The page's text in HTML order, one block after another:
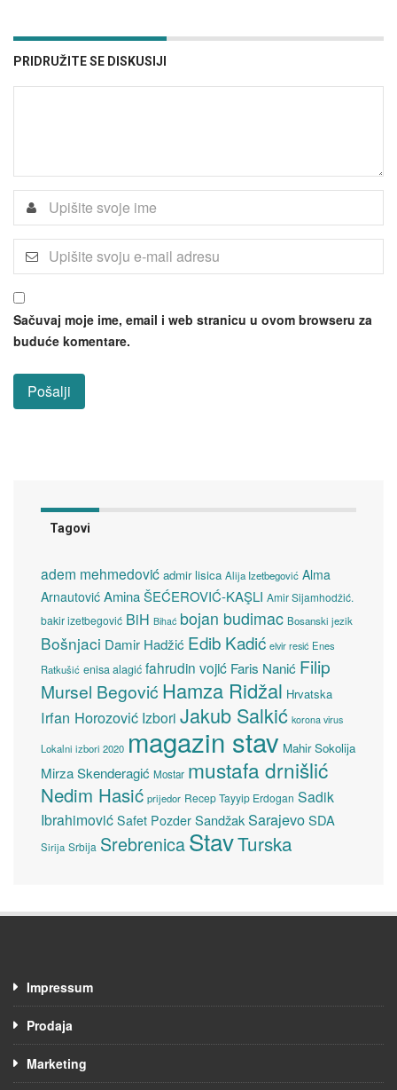
PRIDRUŽITE SE DISKUSIJI
Sačuvaj moje ime, email i web stranicu u ovom browseru za
buduće komentare.
Tagovi
adem mehmedović admir lisica Alija Izetbegović Alma
Arnautović Amina ŠEĆEROVIĆ-KAŞLI Amir Sijamhodžić.
bakir izetbegović BiH Bihać bojan budimac Bosanski jezik
Bošnjaci Damir Hadžić Edib Kadić elvir resić Enes
Ratkušić enisa alagić fahrudin vojić Faris Nanić Filip
Mursel Begović Hamza Ridžal Hrvatska
Irfan Horozović Izbori Jakub Salkić korona virus
Lokalni izbori 2020 magazin stav Mahir Sokolija
Mirza Skenderagić Mostar mustafa drnišlić
Nedim Hasić prijedor Recep Tayyip Erdogan Sadik
Ibrahimović Safet Pozder SandžakSarajevoSDA
Sirija Srbija SrebrenicaStavTurska
Impressum
Prodaja
Marketing